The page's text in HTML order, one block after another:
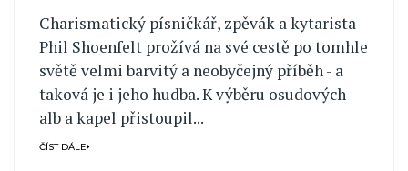
Charismatický písničkář, zpěvák a kytarista
Phil Shoenfelt prožívá na své cestě po tomhle
světě velmi barvitý a neobyčejný příběh - a
taková je i jeho hudba. K výběru osudových
alb a kapel přistoupil...
ČÍST DÁLE